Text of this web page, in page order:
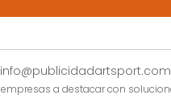
info@publicidadartsport.com
a destacar con